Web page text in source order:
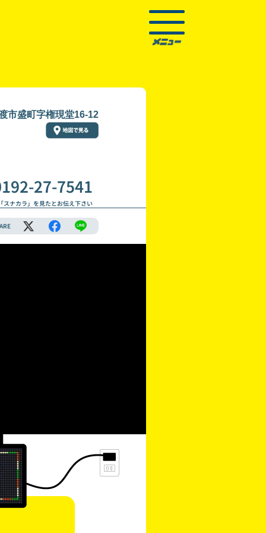
市盛町字権現堂16-12
27-7541
スナカラ」を見たとお伝え下さい